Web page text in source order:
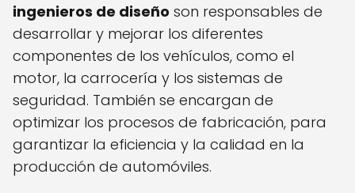
ingenieros de diseño son responsables de
desarrollar y mejorar los diferentes
componentes de los vehículos, como el
motor, la carrocería y los sistemas de
seguridad. También se encargan de
optimizar los procesos de fabricación, para
garantizar la eficiencia y la calidad en la
producción de automóviles.